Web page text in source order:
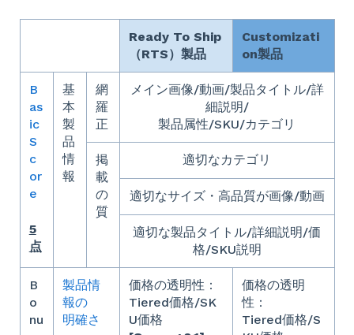
Ready To Ship
（RTS）製品
Customizati
on製品
B
as
ic
S
c
or
e
5
点
基
本
製
品
情
報
網
羅
正
メイン画像/動画/製品タイトル/詳
細説明/
製品属性/SKU/カテゴリ
掲
載
の
質
適切なカテゴリ
適切なサイズ・高品質が画像/動画
適切な製品タイトル/詳細説明/価
格/SKU説明
B
o
nu
製品情
報の
明確さ
価格の透明性：
Tiered価格/SK
U価格
価格の透明
性：
Tiered価格/S